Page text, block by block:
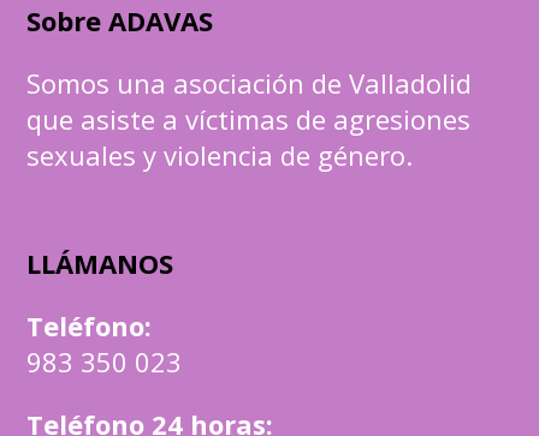
Sobre ADAVAS
Somos una asociación de Valladolid
que asiste a víctimas de agresiones
sexuales y violencia de género.
LLÁMANOS
Teléfono:
983 350 023
Teléfono 24 horas: